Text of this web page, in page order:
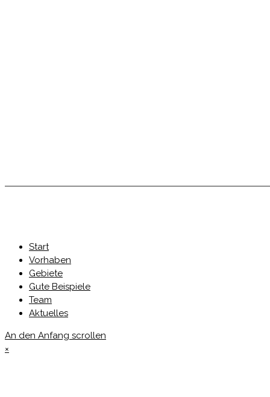
Start
Vorhaben
Gebiete
Gute Beispiele
Team
Aktuelles
An den Anfang scrollen
×